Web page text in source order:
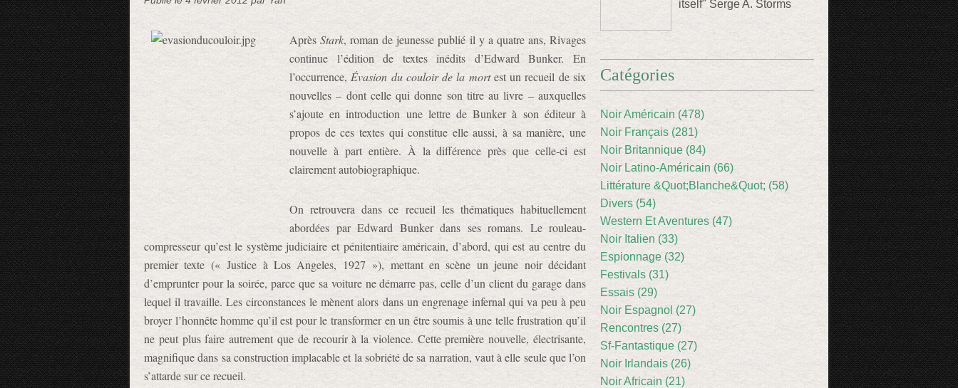
AprèsStark, roman de jeunesse publié il y a quatre ans, Rivages
continue l’édition de textes inédits d’Edward Bunker. En
l’occurrence, Évasion du couloir de la mortest un recueil de six
nouvelles – dont celle qui donne son titre au livre – auxquelles
s’ajoute en introduction une lettre de Bunker à son éditeur à
propos de ces textes qui constitue elle aussi, à sa manière, une
nouvelle à part entière. À la différence près que celle-ci est
clairement autobiographique.
On retrouvera dans ce recueil les thématiques habituellement
abordées par Edward Bunker dans ses romans. Le rouleau-
compresseur qu’est le système judiciaire et pénitentiaire américain, d’abord, qui est au centre du
premier texte (« Justice à Los Angeles, 1927 »), mettant en scène un jeune noir décidant
d’emprunter pour la soirée, parce que sa voiture ne démarre pas, celle d’un client du garage dans
lequel il travaille. Les circonstances le mènent alors dans un engrenage infernal qui va peu à peu
broyer l’honnête homme qu’il est pour le transformer en un être soumis à une telle frustration qu’il
ne peut plus faire autrement que de recourir à la violence. Cette première nouvelle, électrisante,
magnifique dans sa construction implacable et la sobriété de sa narration, vaut à elle seule que l’on
s’attarde sur ce recueil.
itself" Serge A. Storms
Catégories
Noir Américain (478)
Noir Français (281)
Noir Britannique (84)
Noir Latino-Américain (66)
Littérature &Quot;Blanche&Quot; (58)
Divers (54)
Western Et Aventures (47)
Noir Italien (33)
Espionnage (32)
Festivals (31)
Essais (29)
Noir Espagnol (27)
Rencontres (27)
Sf-Fantastique (27)
Noir Irlandais (26)
Noir Africain (21)